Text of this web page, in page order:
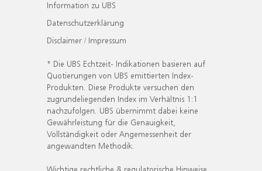
Information zu UBS
Datenschutzerklärung
Disclaimer / Impressum
* Die UBS Echtzeit- Indikationen basieren auf
Quotierungen von UBS emittierten Index-
Produkten. Diese Produkte versuchen den
zugrundeliegenden Index im Verhältnis 1:1
nachzufolgen. UBS übernimmt dabei keine
Gewährleistung für die Genauigkeit,
Vollständigkeit oder Angemessenheit der
angewandten Methodik.